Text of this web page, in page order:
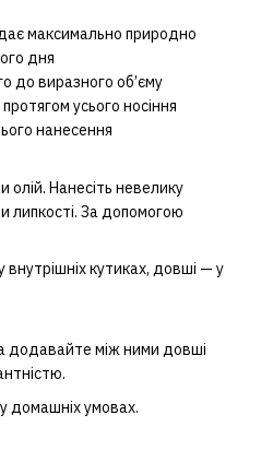
максимально природно
дня
до виразного об’єму
усього носіння
нанесення
олій. Нанесіть невелику
липкості. За допомогою
кутиках, довші — у
додавайте між ними довші
домашніх умовах.